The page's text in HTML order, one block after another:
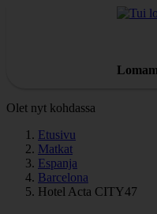
Olet nyt kohdassa
Etusivu
Matkat
Espanja
Barcelona
Hotel Acta CITY47